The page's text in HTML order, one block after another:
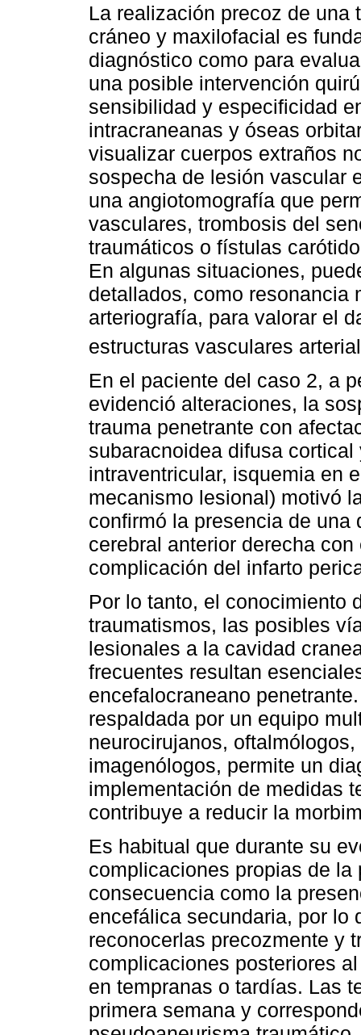
La realización precoz de una
cráneo y maxilofacial es
diagnóstico como para
una posible intervención
sensibilidad y especificidad
intracraneanas y óseas
visualizar cuerpos extraños
sospecha de lesión vascular
una angiotomografía que
vasculares, trombosis del
traumáticos o fístulas
En algunas situaciones,
detallados, como resonancia
arteriografía, para valorar el
estructuras vasculares
En el paciente del caso 2, a
evidenció alteraciones, la
trauma penetrante con
subaracnoidea difusa
intraventricular, isquemia en
mecanismo lesional) motivó
confirmó la presencia de
cerebral anterior derecha
complicación del infarto
Por lo tanto, el conocimiento
traumatismos, las posibles
lesionales a la cavidad
frecuentes resultan
encefalocraneano
respaldada por un equipo
neurocirujanos,
imagenólogos, permite un
implementación de medidas
contribuye a reducir la
Es habitual que durante su
complicaciones propias de
consecuencia como la
encefálica secundaria, por lo
reconocerlas precozmente y
complicaciones posteriores
en tempranas o tardías. Las
primera semana y